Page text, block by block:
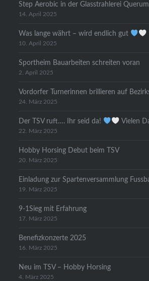
Step Aerobic in der Glasstrahlerei Querum
14. April 2025
Was lange währt – wird endlich gut
10. April 2025
Sportheim Bauarbeiten schreiten voran
2. April 2025
Vordorfer Turnerinnen brillieren auf
24. März 2025
Der TSV ruft…. Ihr seid da! Vielen
22. März 2025
Hobby Horsing Debut beim TSV
20. März 2025
Einladung zur Spartenversammlung
19. März 2025
9-1Sieg mit Erfahrung
17. März 2025
Benefizkonzerte 2025
16. März 2025
Neu im TSV – Hobby Horsing
4. März 2025